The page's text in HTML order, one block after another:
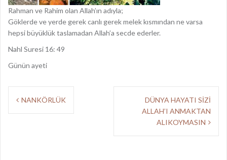
Rahman ve Rahim olan Allah’ın adıyla;
Göklerde ve yerde gerek canlı gerek melek kısmından ne varsa
hepsi büyüklük taslamadan Allah’a secde ederler.
Nahl Suresi 16: 49
Günün ayeti
NANKÖRLÜK
DÜNYA HAYATI SİZİ
ALLAH’I ANMAKTAN
ALIKOYMASIN